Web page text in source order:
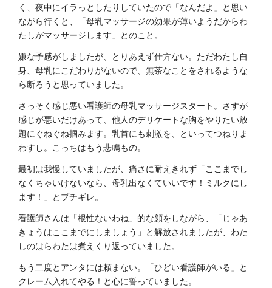
く、夜中にイラっとしたりしていたので「なんだよ」と思い
ながら行くと、「母乳マッサージの効果が薄いようだからわ
たしがマッサージします」とのこと。
嫌な予感がしましたが、とりあえず仕方ない。ただわたし自
身、母乳にこだわりがないので、無茶なことをされるような
ら断ろうと思っていました。
さっそく感じ悪い看護師の母乳マッサージスタート。さすが
感じが悪いだけあって、他人のデリケートな胸をやりたい放
題にぐねぐね掴みます。乳首にも刺激を、といってつねりま
わすし。こっちはもう悲鳴もの。
最初は我慢していましたが、痛さに耐えきれず「ここまでし
なくちゃいけないなら、母乳出なくていいです！ミルクにし
ます！」とブチギレ。
看護師さんは「根性ないわね」的な顔をしながら、「じゃあ
きょうはここまでにしましょう」と解放されましたが、わた
しのはらわたは煮えくり返っていました。
もう二度とアンタには頼まない。「ひどい看護師がいる」と
クレーム入れてやる！と心に誓っていました。